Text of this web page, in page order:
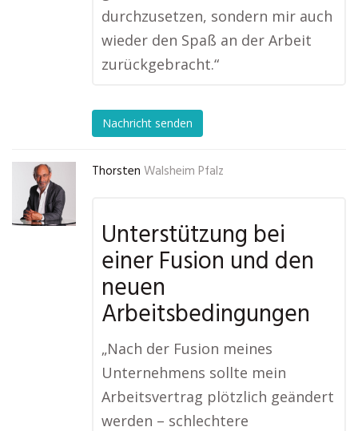
durchzusetzen, sondern mir auch
wieder den Spaß an der Arbeit
zurückgebracht.“
Nachricht senden
Thorsten Walsheim Pfalz
Unterstützung bei
einer Fusion und den
neuen
Arbeitsbedingungen
„Nach der Fusion meines
Unternehmens sollte mein
Arbeitsvertrag plötzlich geändert
werden – schlechtere